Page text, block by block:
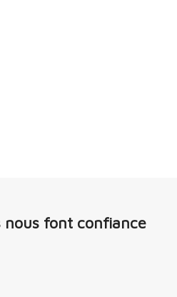
nous font confiance